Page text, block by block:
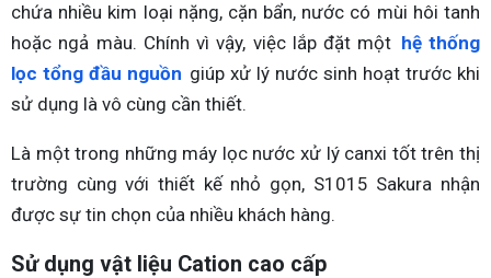
chứa nhiều kim loại nặng, cặn bẩn, nước có mùi hôi tanh
hoặc ngả màu. Chính vì vậy, việc lắp đặt một hệ thống
lọc tổng đầu nguồn giúp xử lý nước sinh hoạt trước khi
sử dụng là vô cùng cần thiết.
Là một trong những máy lọc nước xử lý canxi tốt trên thị
trường cùng với thiết kế nhỏ gọn, S1015 Sakura nhận
được sự tin chọn của nhiều khách hàng.
Sử dụng vật liệu Cation cao cấp